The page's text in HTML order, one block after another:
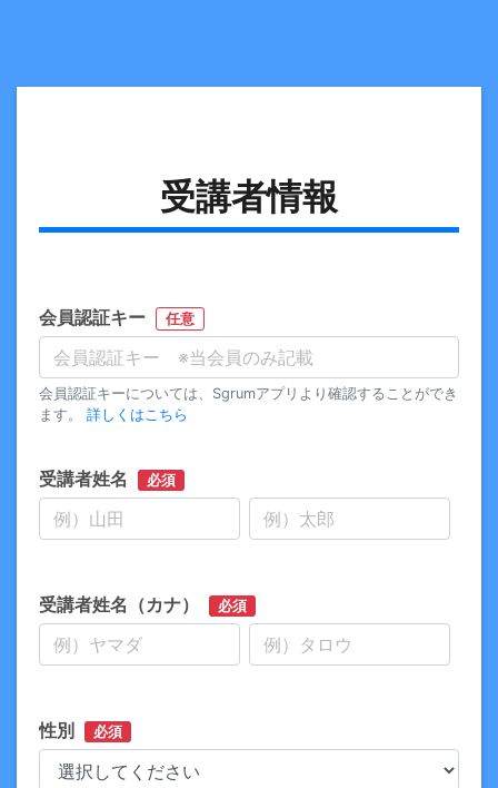
受講者情報
会員認証キー 任意
会員認証キーについては、Sgrumアプリより確認することができ
ます。 詳しくはこちら
受講者姓名 必須
受講者姓名（カナ） 必須
性別 必須